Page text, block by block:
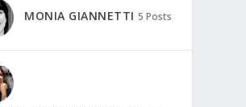
MONIA GIANNETTI 5 Posts